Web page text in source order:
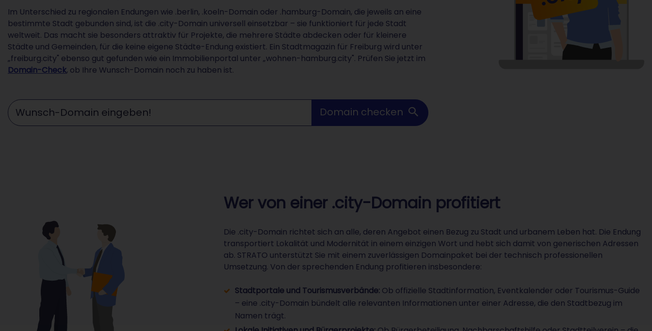
Im Unterschied zu regionalen Endungen wie .berlin, .koeln-Domain oder .hamburg-Domain, die jeweils an eine
bestimmte Stadt gebunden sind, ist die .city-Domain universell einsetzbar – sie funktioniert für jede Stadt
weltweit. Das macht sie besonders attraktiv für Projekte, die mehrere Städte abdecken oder für kleinere
Städte und Gemeinden, für die keine eigene Städte-Endung existiert. Ein Stadtmagazin für Freiburg wird unter
„freiburg.city" ebenso gut gefunden wie ein Immobilienportal unter „wohnen-hamburg.city". Prüfen Sie jetzt im
Domain-Check, ob Ihre Wunsch-Domain noch zu haben ist.
Wunschdomain eingeben ...
Domain checken
Wer von einer .city-Domain profitiert
Die .city-Domain richtet sich an alle, deren Angebot einen Bezug zu Stadt und urbanem Leben hat. Die Endung
transportiert Lokalität und Modernität in einem einzigen Wort und hebt sich damit von generischen Adressen
ab. STRATO unterstützt Sie mit einem zuverlässigen Domainpaket bei der technisch professionellen
Umsetzung. Von der sprechenden Endung profitieren insbesondere:
Stadtportale und Tourismusverbände:Ob offizielle Stadtinformation, Eventkalender oder Tourismus-Guide
– eine .city-Domain bündelt alle relevanten Informationen unter einer Adresse, die den Stadtbezug im
Namen trägt.